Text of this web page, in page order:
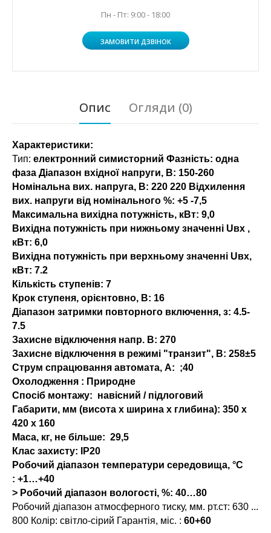
Пн - Пт: 9:00 - 18:00
ЗАМОВИТИ ДЗВІНОК
Опис Огляди (0)
Характеристики:
Тип: електронний симисторний Фазність: одна
фаза Діапазон вхідної напруги, В: 150-260
Номінальна вих. напруга, В: 220 220 Відхилення
вих. напруги від номінального %: +5 -7,5
Максимальна вихідна потужність, кВт: 9,0
Вихідна потужність при нижньому значенні Uвх ,
кВт: 6,0
Вихідна потужність при верхньому значенні Uвх,
кВт: 7.2
Кількість ступенів: 7
Крок ступеня, орієнтовно, В: 16
Діапазон затримки повторного включення, з: 4.5-
7.5
Захисне відключення напр. В: 270
Захисне відключення в режимі "транзит", В: 258±5
Струм спрацювання автомата, А: ;40
Охолодження : Природне
Спосіб монтажу: навісний / підлоговий
Габарити, мм (висота x ширина x глибина): 350 х
420 х 160
Маса, кг, не більше: 29,5
Клас захисту: IP20
Робочий діапазон температури середовища, °С
: +1…+40
> Робочий діапазон вологості, %: 40…80
Робочий діапазон атмосферного тиску, мм. рт.ст: 630 ...
800 Колір: світло-сірий Гарантія, міс. : 60+60